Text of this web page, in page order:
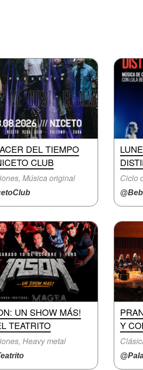
DEL TIEMPO
CLUB
Música original Ciclo
UN SHOW MÁS!
TEATRITO
Heavy metal
Y